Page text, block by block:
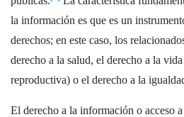
la información es que es un
derechos; en este caso, los
derecho a la salud, el derecho a la
reproductiva) o el derecho a la
El derecho a la información o acceso